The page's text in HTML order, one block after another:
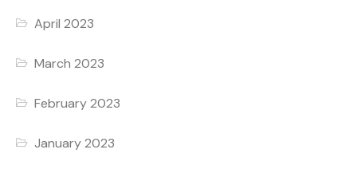
April 2023
March 2023
February 2023
January 2023